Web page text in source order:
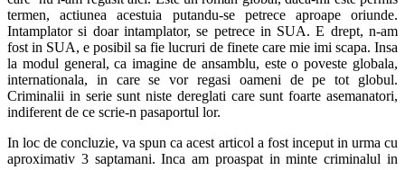
termen, actiunea acestuia putandu-se petrece aproape oriunde.
Intamplator si doar intamplator, se petrece in SUA. E drept, n-am
fost in SUA, e posibil sa fie lucruri de finete care mie imi scapa. Insa
la modul general, ca imagine de ansamblu, este o poveste globala,
internationala, in care se vor regasi oameni de pe tot globul.
Criminalii in serie sunt niste dereglati care sunt foarte asemanatori,
indiferent de ce scrie-n pasaportul lor.
In loc de concluzie, va spun ca acest articol a fost inceput in urma cu
aproximativ 3 saptamani. Inca am proaspat in minte criminalul in